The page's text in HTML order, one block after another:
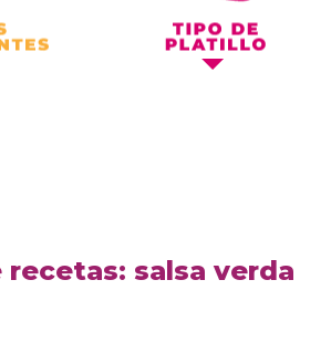
recetas: salsa verda